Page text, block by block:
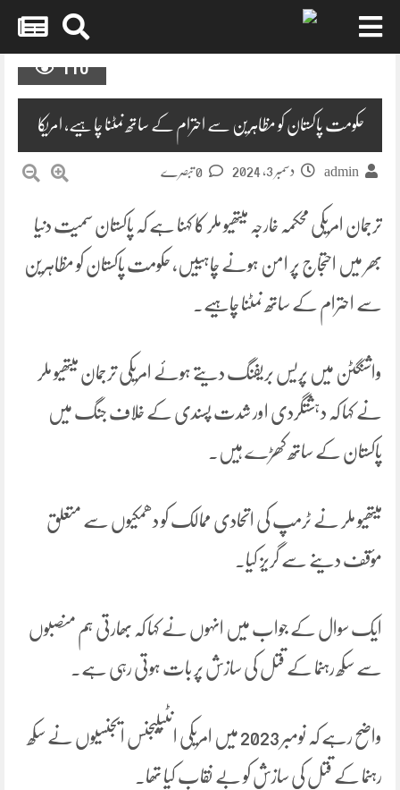
110
حکومت پاکستان کو مظاہرین سے احترام کے ساتھ نمٹنا چاہیے، امریکا
admin دسمبر 3, 2024
ترجمان امریکی محکمہ خارجہ میتھیو ملر کا کہنا ہے کہ پاکستان سمیت دنیا
بھر میں احتجاج پر امن ہونے چاہییں، حکومت پاکستان کو مظاہرین
سے احترام کے ساتھ نمٹنا چاہیے۔
واشنگٹن میں پریس بریفنگ دیتے ہوئے امریکی ترجمان میتھیو ملر
نے کہا کہ دہشتگردی اور شدت پسندی کے خلاف جنگ میں
پاکستان کے ساتھ کھڑے ہیں۔
میتھیو ملر نے ٹرمپ کی اتحادی ممالک کو دھمکیوں سے متعلق
مؤقف دینے سے گریز کیا۔
ایک سوال کے جواب میں انہوں نے کہا کہ بھارتی ہم منصبوں
سے سکھ رہنما کے قتل کی سازش پر بات ہوتی رہی ہے۔
واضح رہے کہ نومبر 2023 میں امریکی انٹیلیجنس ایجنسیوں نے سکھ
رہنما کے قتل کی سازش کو بے نقاب کیا تھا۔